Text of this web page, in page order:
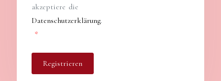
akzeptiere die
Datenschutzerklärung.
*Erforderlich
Registrieren